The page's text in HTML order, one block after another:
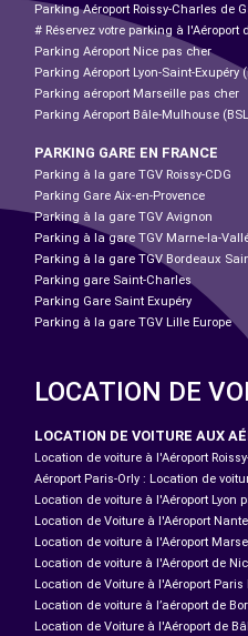
Parking Aéroport Roissy-Charles de
# Réservez votre parking à
Parking Aéroport Nice pas cher
Parking Aéroport Lyon-Saint-Exupéry
Parking aéroport Marseille pas cher
Parking Aéroport Bâle-Mulhouse
PARKING GARE EN FRANCE
Parking à la gare TGV Roissy-CDG
Parking Gare Aix-en-Provence
Parking à la gare TGV Avignon
Parking à la gare TGV Marne-la-
Parking à la gare TGV Bordeaux
Parking gare Saint-Charles
Parking Gare Saint Exupéry
Parking à la gare TGV Lille Europe
LOCATION DE
LOCATION DE VOITURE AUX
Location de voiture à l'Aéroport
Aéroport Paris-Orly : Location de
Location de voiture à l'Aéroport Lyon
Location de Voiture à l'Aéroport
Location de voiture à l'Aéroport
Location de voiture à l'Aéroport de
Location de Voiture à l'Aéroport
Location de voiture à l’aéroport de
Location de Voiture à l'Aéroport de